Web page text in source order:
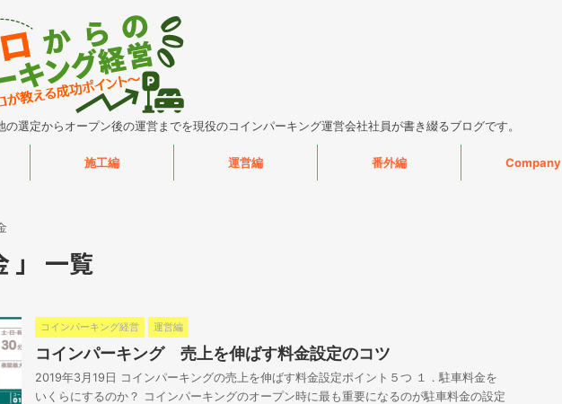
の選定からオープン後の運営までを現役のコインパーキング運営会社社員が書き綴るブログです。
施工編 運営編 番外編 Company
」 一覧
コインパーキング経営 運営編
コインパーキング 売上を伸ばす料金設定のコツ
2019年3月19日 コインパーキングの売上を伸ばす料金設定ポイント５つ １．駐車料金を
いくらにするのか？ コインパーキングのオープン時に最も重要になるのが駐車料金の設定